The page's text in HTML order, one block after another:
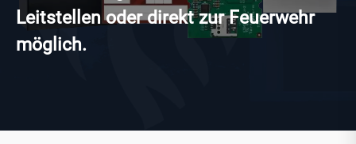
Leitstellen oder direkt zur Feuerwehr
möglich.